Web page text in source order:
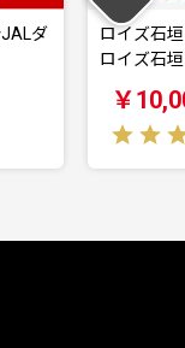
ダ
ロイズ石
ロイズ石
￥